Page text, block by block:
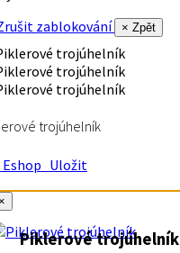
zablokování
× Zpět
trojúhelník
Uložit
Piklerové trojúhelník